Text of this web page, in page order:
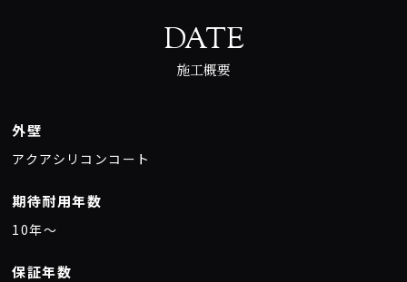
DATE
施工概要
外壁
アクアシリコンコート
期待耐用年数
10年〜
保証年数